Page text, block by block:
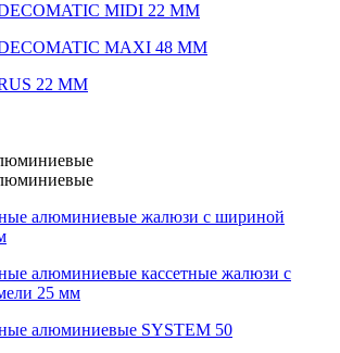
MIDI 22 ММ
MAXI 48 ММ
22 ММ
алюминиевые жалюзи с шириной
алюминиевые кассетные жалюзи с
25 мм
алюминиевые SYSTEM 50